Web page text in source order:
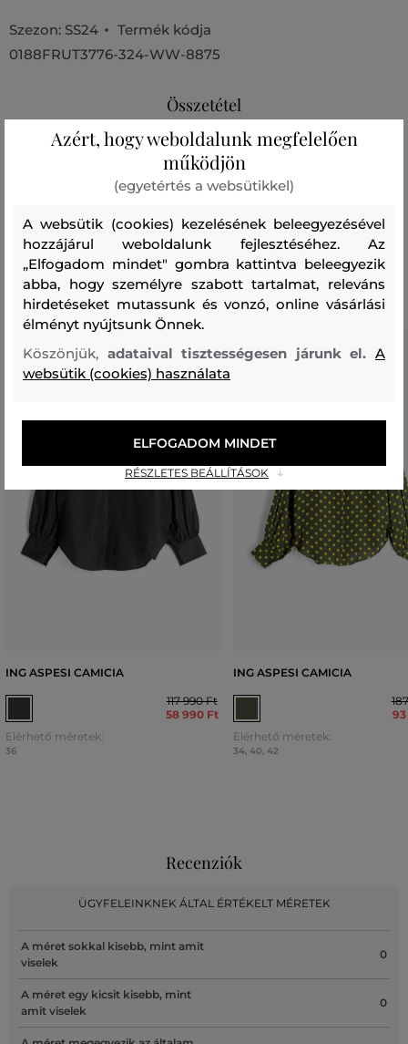
Szezon: SS24
Termék kódja
0188FRUT3776-324-WW-8875
Összetétel
Ajánlott termékek
ING ASPESI CAMICIA
117 990 Ft
58 990 Ft
Elérhető méretek:
36
ING ASPESI CAMICIA
Elérhető méretek:
34, 40, 42
Recenziók
ÜGYFELEINKNEK ÁLTAL ÉRTÉKELT MÉRETEK
A méret sokkal kisebb, mint amit
viselek
0
A méret egy kicsit kisebb, mint
amit viselek
0
Azért, hogy weboldalunk megfelelően
működjön
(egyetértés a websütikkel)
A websütik (cookies) kezelésének beleegyezésével
hozzájárul weboldalunk fejlesztéséhez. Az
„Elfogadom mindet" gombra kattintva beleegyezik
abba, hogy személyre szabott tartalmat, releváns
hirdetéseket mutassunk és vonzó, online vásárlási
élményt nyújtsunk Önnek.
Köszönjük, adataival tisztességesen járunk el.A
websütik (cookies) használata
RÉSZLETES BEÁLLÍTÁSOK
ELFOGADOM MINDET